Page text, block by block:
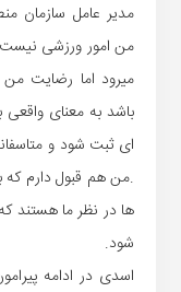
مدیر عامل سازمان
من امور ورزشی نیست
میرود اما رضایت
باشد به معنای
ای ثبت شود و
.من هم قبول دارم که
ها در نظر ما هستند
شود.
اسدی در ادامه